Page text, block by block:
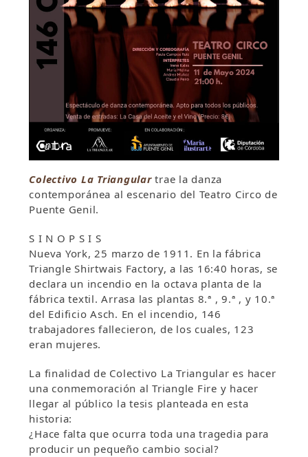
Colectivo La Triangulartrae la danza
contemporánea al escenario del Teatro Circo de
Puente Genil.
S I N O P S I S
Nueva York, 25 marzo de 1911. En la fábrica
Triangle Shirtwais Factory, a las 16:40 horas, se
declara un incendio en la octava planta de la
fábrica textil. Arrasa las plantas 8.ª , 9.ª , y 10.ª
del Edificio Asch. En el incendio, 146
trabajadores fallecieron, de los cuales, 123
eran mujeres.
La finalidad de Colectivo La Triangular es hacer
una conmemoración al Triangle Fire y hacer
llegar al público la tesis planteada en esta
historia:
¿Hace falta que ocurra toda una tragedia para
producir un pequeño cambio social?